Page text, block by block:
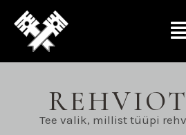
Tee valik, millist tüüpi